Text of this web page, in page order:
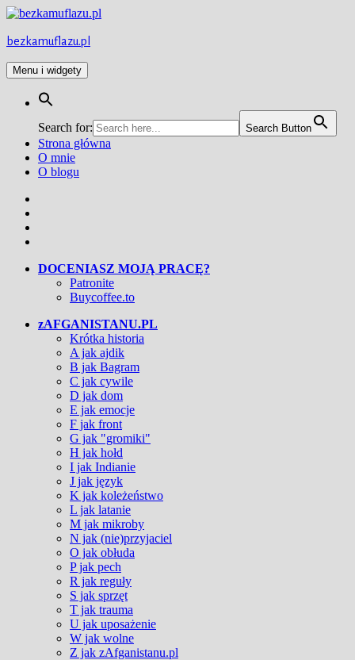
Przejdź
treści
bezkamuflazu.pl
Menu i widgety
Search for: Search Button
Strona główna
O mnie
O blogu
DOCENIASZ MOJĄ PRACĘ?
Patronite
Buycoffee.to
zAFGANISTANU.PL
Krótka historia
A jak ajdik
B jak Bagram
C jak cywile
D jak dom
E jak emocje
F jak front
G jak "gromiki"
H jak hołd
I jak Indianie
J jak język
K jak koleżeństwo
L jak latanie
M jak mikroby
N jak (nie)przyjaciel
O jak obłuda
P jak pech
R jak reguły
S jak sprzęt
T jak trauma
U jak uposażenie
W jak wolne
Z jak zAfganistanu.pl